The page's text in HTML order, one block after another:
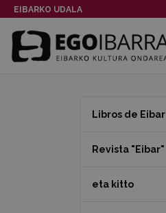
EIBARKO UDALA
Libros de Eibar
Revista "Eibar"
eta kitto